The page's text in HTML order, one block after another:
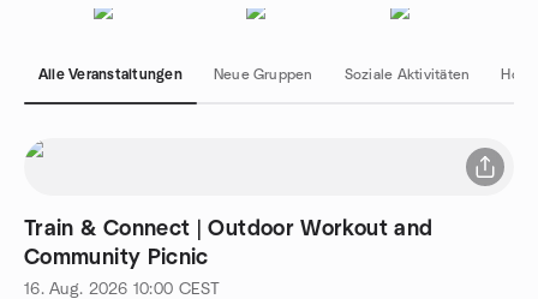
Alle Veranstaltungen Neue Gruppen Soziale Aktivitäten
Train & Connect | Outdoor Workout and
Community Picnic
16. Aug. 2026 10:00 CEST